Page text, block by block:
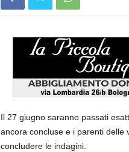
Il 27 giugno saranno passati
ancora concluse e i parenti delle
concludere le indagini.